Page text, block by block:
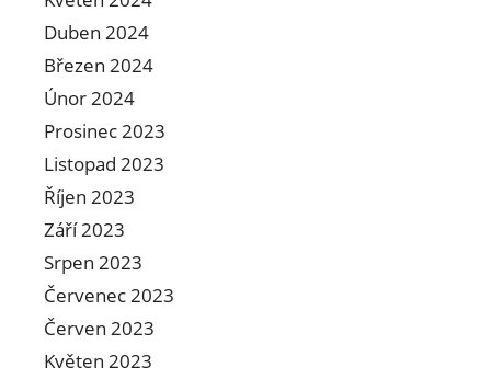
Duben 2024
Březen 2024
Únor 2024
Prosinec 2023
Listopad 2023
Říjen 2023
Září 2023
Srpen 2023
Červenec 2023
Červen 2023
Květen 2023